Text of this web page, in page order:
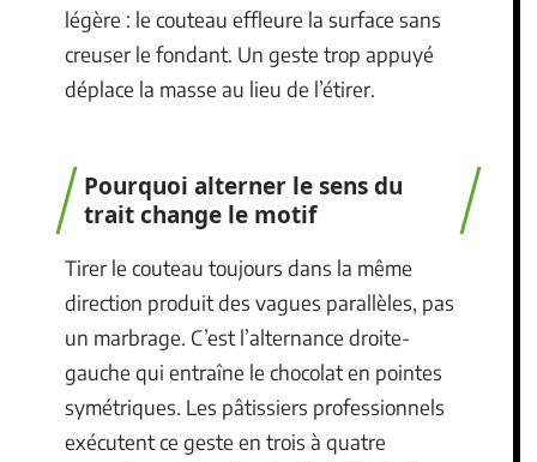
légère : le couteau effleure la surface sans
creuser le fondant. Un geste trop appuyé
déplace la masse au lieu de l’étirer.
Pourquoi alterner le sens du
trait change le motif
Tirer le couteau toujours dans la même
direction produit des vagues parallèles, pas
un marbrage. C’est l’alternance droite-
gauche qui entraîne le chocolat en pointes
symétriques. Les pâtissiers professionnels
exécutent ce geste en trois à quatre